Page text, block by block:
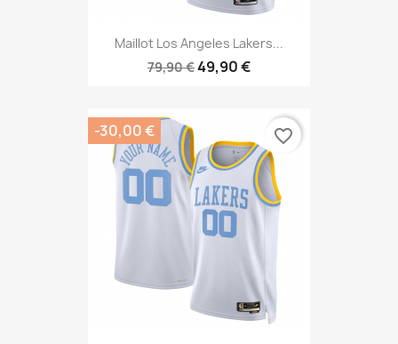
Maillot Los Angeles Lakers...
79,90 €49,90 €
-30,00 € favorite_border